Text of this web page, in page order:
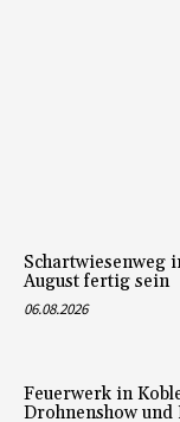
Schartwiesenweg
August fertig sein
06.08.2026
Feuerwerk in
Drohnenshow